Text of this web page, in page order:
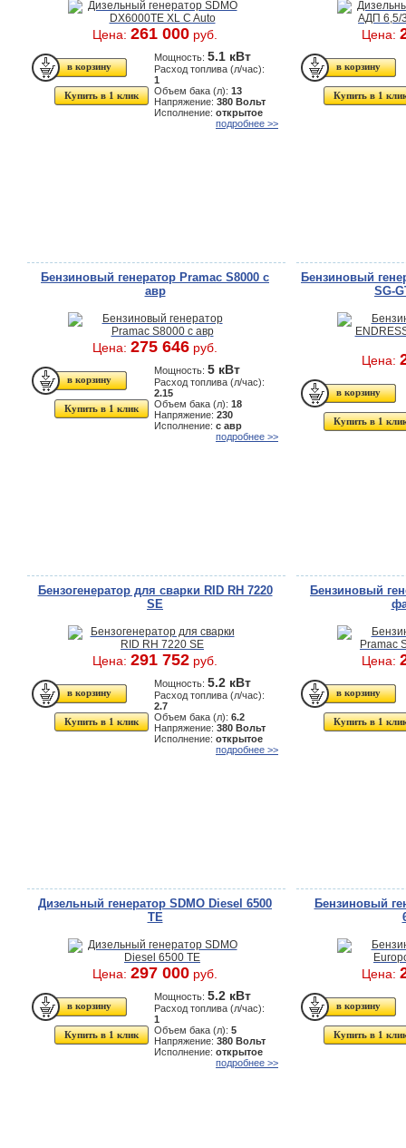
Цена: 261 000 руб.
Купить в 1 клик
Мощность: 5.1 кВт
Расход топлива (л/час):
1
Объем бака (л): 13
Напряжение: 380 Вольт
Исполнение: открытое
подробнее >>
Цена:
Купить в 1
Бензиновый генератор Pramac S8000 с
авр
Цена: 275 646 руб.
Купить в 1 клик
Мощность: 5 кВт
Расход топлива (л/час):
2.15
Объем бака (л): 18
Напряжение: 230
Исполнение: с авр
подробнее >>
Бензиновый
SG-
Цена:
Купить в 1
Бензогенератор для сварки RID RH 7220
SE
Цена: 291 752 руб.
Купить в 1 клик
Мощность: 5.2 кВт
Расход топлива (л/час):
2.7
Объем бака (л): 6.2
Напряжение: 380 Вольт
Исполнение: открытое
подробнее >>
Бензиновый
Цена:
Купить в 1
Дизельный генератор SDMO Diesel 6500
TE
Цена: 297 000 руб.
Купить в 1 клик
Мощность: 5.2 кВт
Расход топлива (л/час):
1
Объем бака (л): 5
Напряжение: 380 Вольт
Исполнение: открытое
подробнее >>
Бензиновый
Цена:
Купить в 1